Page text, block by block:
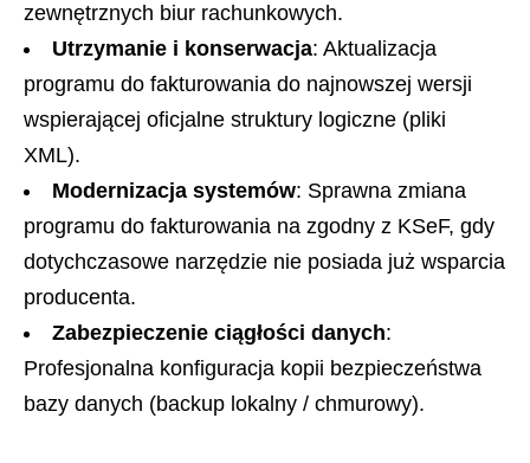
zewnętrznych biur rachunkowych.
Utrzymanie i konserwacja: Aktualizacja
programu do fakturowania do najnowszej wersji
wspierającej oficjalne struktury logiczne (pliki
XML).
Modernizacja systemów: Sprawna zmiana
programu do fakturowania na zgodny z KSeF, gdy
dotychczasowe narzędzie nie posiada już wsparcia
producenta.
Zabezpieczenie ciągłości danych:
Profesjonalna konfiguracja kopii bezpieczeństwa
bazy danych (backup lokalny / chmurowy).